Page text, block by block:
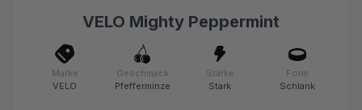
VELO Mighty Peppermint
Marke
VELO
Geschmack
Pfefferminze
Stärke
Stark
Form
Schlank